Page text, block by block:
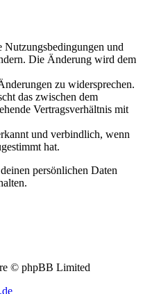
und
Die Änderung wird dem
zu widersprechen.
das zwischen dem
Vertragsverhältnis mit
und verbindlich, wenn
hat.
persönlichen Daten
© phpBB Limited